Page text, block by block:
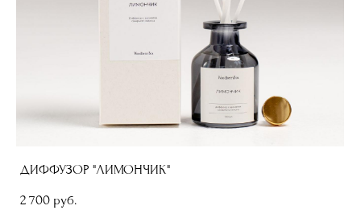
ДИФФУЗОР "ЛИМОНЧИК"
2 700 pуб.